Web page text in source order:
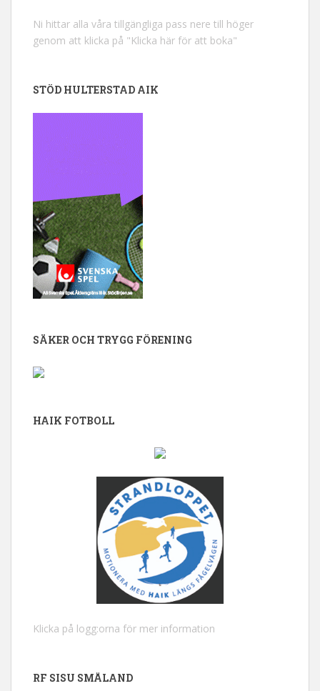
Ni hittar alla våra tillgängliga pass nere till höger
genom att klicka på "Klicka här för att boka"
STÖD HULTERSTAD AIK
SÄKER OCH TRYGG FÖRENING
HAIK FOTBOLL
Klicka på logg:orna för mer information
RF SISU SMÅLAND